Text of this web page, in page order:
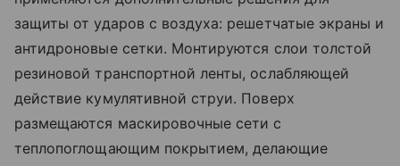
защиты от ударов с воздуха: решетчатые экраны и
антидроновые сетки. Монтируются слои толстой
резиновой транспортной ленты, ослабляющей
действие кумулятивной струи. Поверх
размещаются маскировочные сети с
теплопоглощающим покрытием, делающие